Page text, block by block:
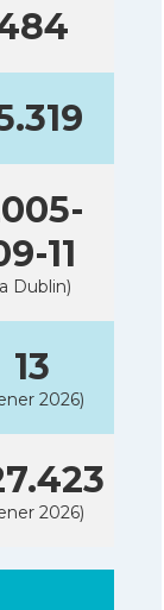
11
Dublin)
13
2026)
2026)